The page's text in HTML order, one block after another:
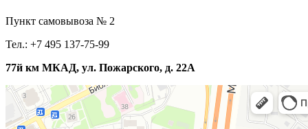
Пункт самовывоза № 2
Тел.: +7 495 137-75-99
77й км МКАД, ул. Пожарского, д. 22А